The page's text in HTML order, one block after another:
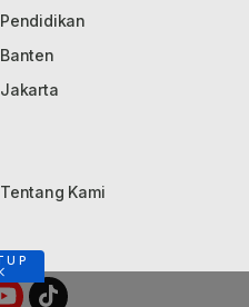
Pendidikan
Banten
Jakarta
Tentang Kami